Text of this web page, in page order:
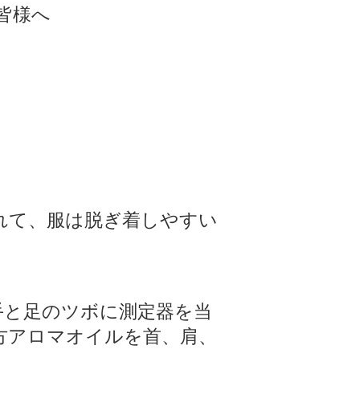
様へ
て、服は脱ぎ着しやすい
足のツボに測定器を当
ロマオイルを首、肩、